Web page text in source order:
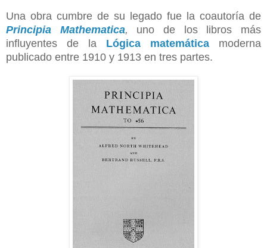
Una obra cumbre de su legado fue la coautoría de
Principia Mathematica, uno de los libros más
influyentes de la Lógica matemática moderna
publicado entre 1910 y 1913 en tres partes.